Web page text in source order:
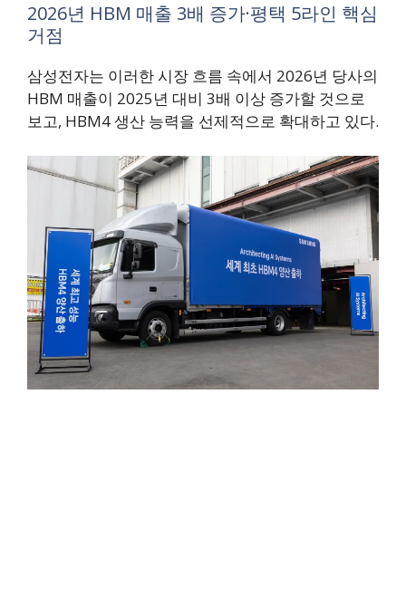
2026년 HBM 매출 3배 증가·평택 5라인 핵심
거점
삼성전자는 이러한 시장 흐름 속에서 2026년 당사의
HBM 매출이 2025년 대비 3배 이상 증가할 것으로
보고, HBM4 생산 능력을 선제적으로 확대하고 있다.